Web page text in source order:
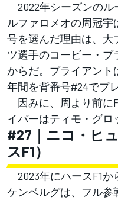
2022年シーズンのル
ルファロメオの周冠
号を選んだ理由は、大
ツ選手のコービー・ブ
からだ。ブライアント
年間を背番号#24でプ
因みに、周より前に
イバーはティモ・グロ
#27｜ニコ・ヒ
スF1）
2023年にハースF1か
ケンベルグは、フル参